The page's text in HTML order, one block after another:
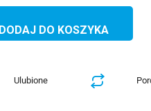
DODAJ DO KOSZYKA
Ulubione